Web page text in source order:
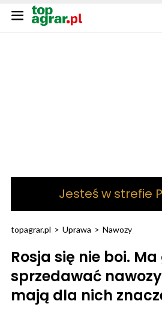
Jesteś w strefie
topagrar.pl > Uprawa > Nawozy
Rosja się nie boi.
sprzedawać
mają dla nich